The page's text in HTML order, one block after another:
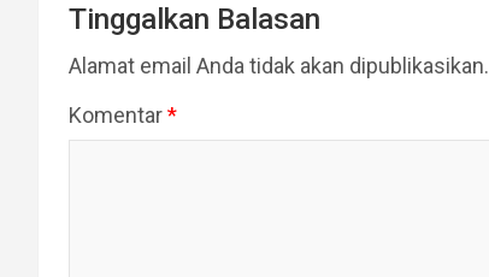
Tinggalkan Balasan
Alamat email Anda tidak akan dipublikasikan.
Komentar*